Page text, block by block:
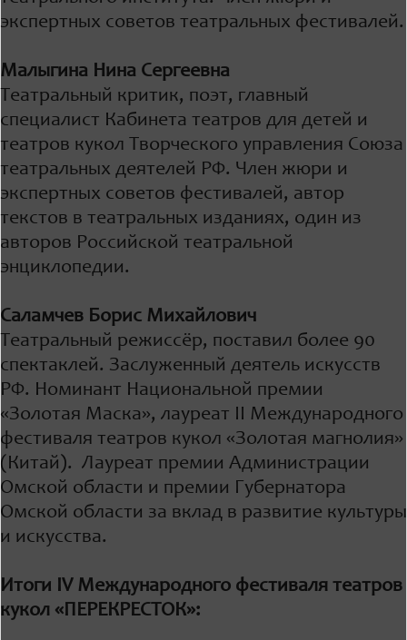
экспертных советов театральных фестивалей.
Малыгина Нина Сергеевна
Театральный критик, поэт, главный
специалист Кабинета театров для детей и
театров кукол Творческого управления Союза
театральных деятелей РФ. Член жюри и
экспертных советов фестивалей, автор
текстов в театральных изданиях, один из
авторов Российской театральной
энциклопедии.
Саламчев Борис Михайлович
Театральный режиссёр, поставил более 90
спектаклей. Заслуженный деятель искусств
РФ. Номинант Национальной премии
«Золотая Маска», лауреат II Международного
фестиваля театров кукол «Золотая магнолия»
(Китай). Лауреат премии Администрации
Омской области и премии Губернатора
Омской области за вклад в развитие культуры
и искусства.
Итоги IV Международного фестиваля театров
кукол «ПЕРЕКРЕСТОК»: